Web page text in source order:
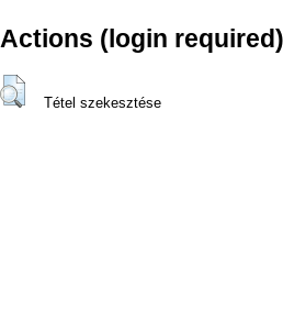
Actions (login required)
Tétel szekesztése